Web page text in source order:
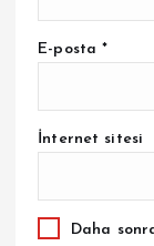
E-posta*
İnternet sitesi
Daha